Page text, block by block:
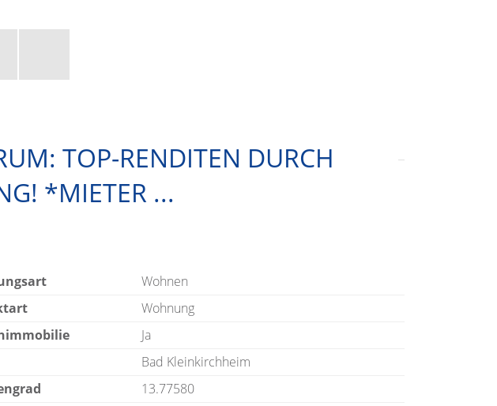
TOP-RENDITEN DURCH
*MIETER ...
Wohnen
Wohnung
Ja
Bad Kleinkirchheim
13.77580